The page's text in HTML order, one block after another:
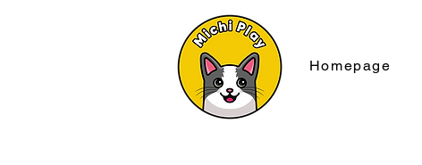
Homepage